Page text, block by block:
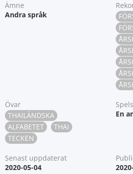
Ämne
Andra språk
Övar
THAILÄNDSKA
ALFABETET
THAI
TECKEN
En
Senast uppdaterat
2020-05-04